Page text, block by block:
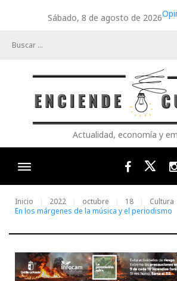
Sábado, 8 de agosto de 2026
Actualidad, economía y
Facebook
Inicio 2022 octubre 18
Cultura
En los márgenes de la música y el periodismo